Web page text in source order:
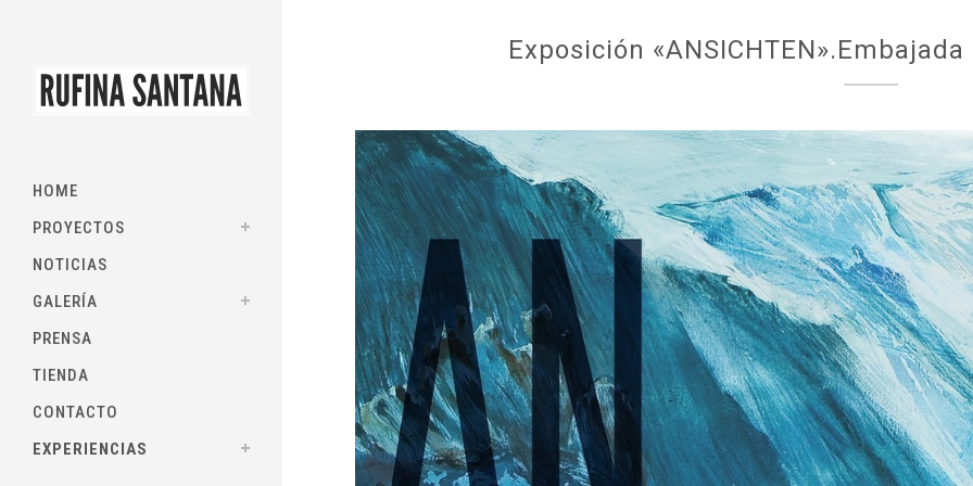
HOME
PROYECTOS
NOTICIAS
GALERÍA
PRENSA
TIENDA
CONTACTO
EXPERIENCIAS
Exposición